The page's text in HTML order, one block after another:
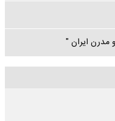
مدرن ایران "